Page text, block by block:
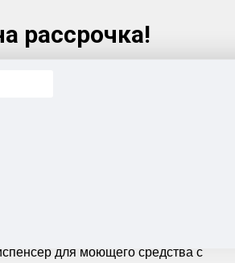
рассрочка!
по всему Таможенному союзу.
для моющего средства с